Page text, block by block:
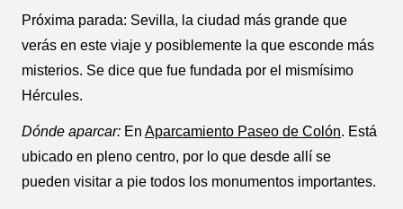
Próxima parada: Sevilla, la ciudad más grande que
verás en este viaje y posiblemente la que esconde más
misterios. Se dice que fue fundada por el mismísimo
Hércules.
Dónde aparcar: En Aparcamiento Paseo de Colón. Está
ubicado en pleno centro, por lo que desde allí se
pueden visitar a pie todos los monumentos importantes.